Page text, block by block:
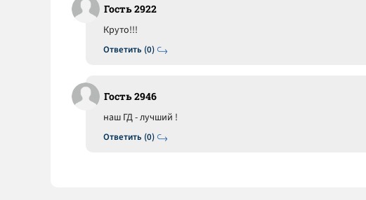
Гость 2922
Ответить (0)
Круто!!!
Гость 2946
Ответить (0)
наш ГД - лучший !